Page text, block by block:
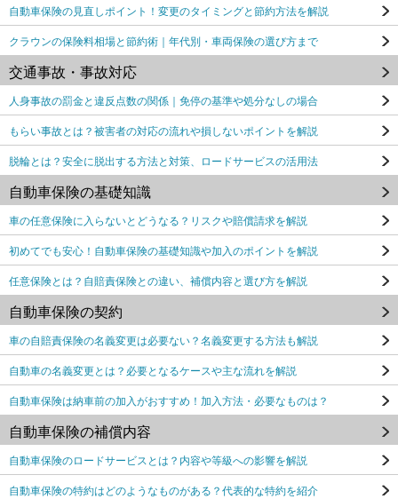
自動車保険の見直しポイント！変更のタイミングと節約方法を解説
クラウンの保険料相場と節約術｜年代別・車両保険の選び方まで
交通事故・事故対応
人身事故の罰金と違反点数の関係｜免停の基準や処分なしの場合
もらい事故とは？被害者の対応の流れや損しないポイントを解説
脱輪とは？安全に脱出する方法と対策、ロードサービスの活用法
自動車保険の基礎知識
車の任意保険に入らないとどうなる？リスクや賠償請求を解説
初めてでも安心！自動車保険の基礎知識や加入のポイントを解説
任意保険とは？自賠責保険との違い、補償内容と選び方を解説
自動車保険の契約
車の自賠責保険の名義変更は必要ない？名義変更する方法も解説
自動車の名義変更とは？必要となるケースや主な流れを解説
自動車保険は納車前の加入がおすすめ！加入方法・必要なものは？
自動車保険の補償内容
自動車保険のロードサービスとは？内容や等級への影響を解説
自動車保険の特約はどのようなものがある？代表的な特約を紹介